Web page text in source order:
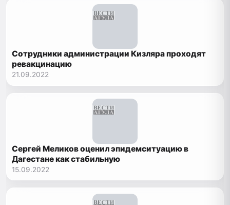
Сотрудники администрации Кизляра проходят
ревакцинацию
21.09.2022
Сергей Меликов оценил эпидемситуацию в
Дагестане как стабильную
15.09.2022